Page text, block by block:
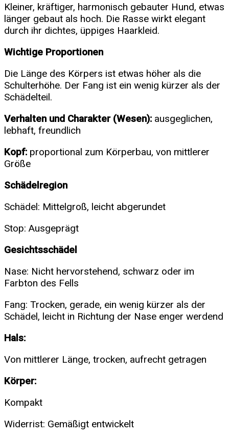
Kleiner, kräftiger, harmonisch gebauter Hund, etwas
länger gebaut als hoch. Die Rasse wirkt elegant
durch ihr dichtes, üppiges Haarkleid.
Wichtige Proportionen
Die Länge des Körpers ist etwas höher als die
Schulterhöhe. Der Fang ist ein wenig kürzer als der
Schädelteil.
Verhalten und Charakter (Wesen): ausgeglichen,
lebhaft, freundlich
Kopf: proportional zum Körperbau, von mittlerer
Größe
Schädelregion
Schädel: Mittelgroß, leicht abgerundet
Stop: Ausgeprägt
Gesichtsschädel
Nase: Nicht hervorstehend, schwarz oder im
Farbton des Fells
Fang: Trocken, gerade, ein wenig kürzer als der
Schädel, leicht in Richtung der Nase enger werdend
Hals:
Von mittlerer Länge, trocken, aufrecht getragen
Körper:
Kompakt
Widerrist: Gemäßigt entwickelt